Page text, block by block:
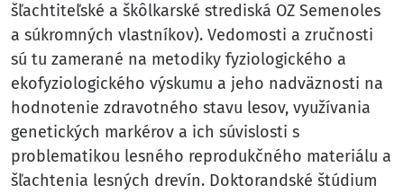
šľachtiteľské a škôlkarské strediská OZ Semenoles
a súkromných vlastníkov). Vedomosti a zručnosti
sú tu zamerané na metodiky fyziologického a
ekofyziologického výskumu a jeho nadväznosti na
hodnotenie zdravotného stavu lesov, využívania
genetických markérov a ich súvislosti s
problematikou lesného reprodukčného materiálu a
šľachtenia lesných drevín. Doktorandské štúdium